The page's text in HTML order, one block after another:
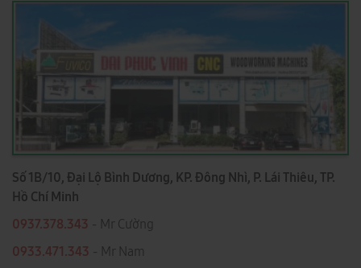
Số 1B/10, Đại Lộ Bình Dương, KP. Đông Nhì, P. Lái Thiêu, TP.
Hồ Chí Minh
0937.378.343 - Mr Cường
0933.471.343 - Mr Nam